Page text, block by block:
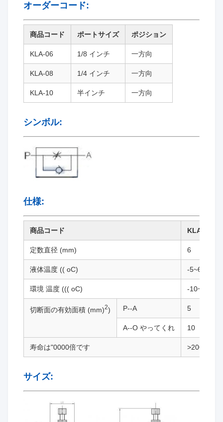
オーダーコード:
商品コード ポートサイズ ポジション
KLA-06 1/8 インチ 一方向
KLA-08 1/4 インチ 一方向
KLA-10 半インチ 一方向
シンボル:
仕様:
商品コード KLA-06
定数直径 (mm) 6
液体温度 (( oC) -5~60
環境 温度 ((( oC) -10~65
切断面の有効面積 (mm)2) P--A 5
A--O やってくれ 10
寿命は"0000倍です >200
サイズ: